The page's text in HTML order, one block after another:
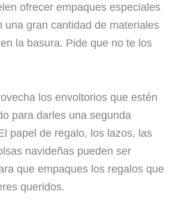
ofrecer empaques especiales
una gran cantidad de materiales
la basura. Pide que no te los
los envoltorios que estén
para darles una segunda
papel de regalo, los lazos, las
navideñas pueden ser
que empaques los regalos que
queridos.